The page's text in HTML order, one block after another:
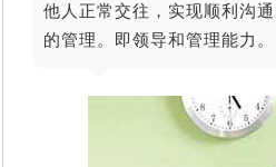
他人正常交往，实现顺利沟
的管理。即领导和管理能力。